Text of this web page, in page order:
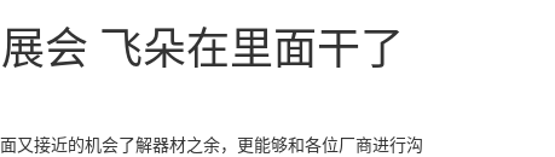
会 飞朵在里面干了
又接近的机会了解器材之余，更能够和各位厂商进行沟